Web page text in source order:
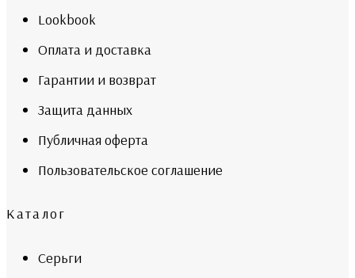
Lookbook
Оплата и доставка
Гарантии и возврат
Защита данных
Публичная оферта
Пользовательское соглашение
Каталог
Серьги